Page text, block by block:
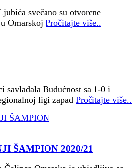
svečano su otvorene
Omarskoj Pročitajte više..
savladala Budućnost sa 1-0 i
ligi zapad Pročitajte više..
ŠAMPION 2020/21